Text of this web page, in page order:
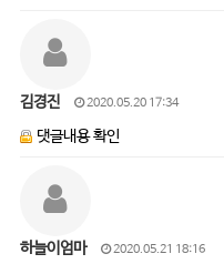
김경진 2020.05.20 17:34
댓글내용 확인
하늘이엄마 2020.05.21 18:16